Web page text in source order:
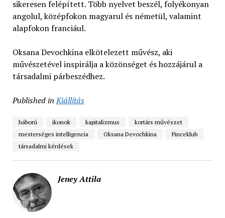
sikeresen felépített. Több nyelvet beszél, folyékonyan
angolul, középfokon magyarul és németül, valamint
alapfokon franciául.
Oksana Devochkina elkötelezett művész, aki
művészetével inspirálja a közönséget és hozzájárul a
társadalmi párbeszédhez.
Published in Kiállítás
háború ikonok kapitalizmus
kortárs művészet
mesterséges intelligencia
Oksana Devochkina
Pinceklub
társadalmi kérdések
Jeney Attila